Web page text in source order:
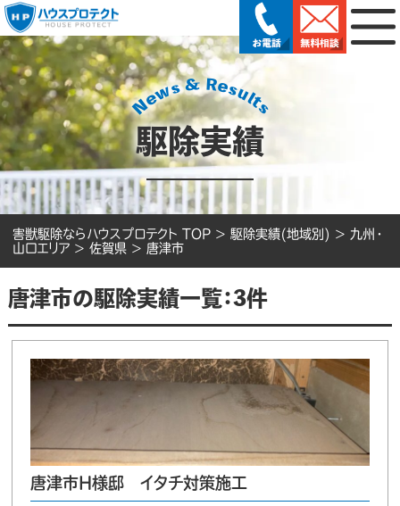
駆除実績
害獣駆除ならハウスプロテクト TOP > 駆除実績(地域別) > 九州・
山口エリア > 佐賀県 > 唐津市
唐津市の駆除実績一覧：3件
唐津市H様邸 イタチ対策施工